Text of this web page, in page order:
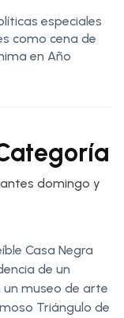
especiales
como cena de
en Año
domingo y
Casa Negra
de un
museo de arte
Triángulo de